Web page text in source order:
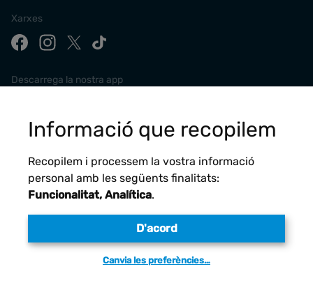
Xarxes
Descarrega la nostra app
Avís legal
Informació que recopilem
Recopilem i processem la vostra informació
personal amb les següents finalitats:
Funcionalitat, Analítica.
D'acord
Canvia les preferències…